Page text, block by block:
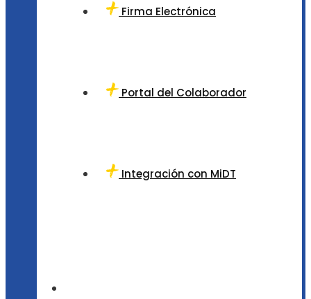
Firma Electrónica
Portal del Colaborador
Integración con MiDT